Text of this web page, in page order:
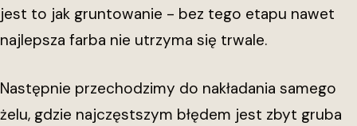
jest to jak gruntowanie - bez tego etapu nawet
najlepsza farba nie utrzyma się trwale.
Następnie przechodzimy do nakładania samego
żelu, gdzie najczęstszym błędem jest zbyt gruba